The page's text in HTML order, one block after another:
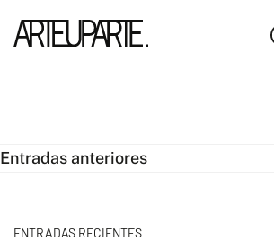
Navegación
entradas
Entradas anteriores
ENTRADAS RECIENTES